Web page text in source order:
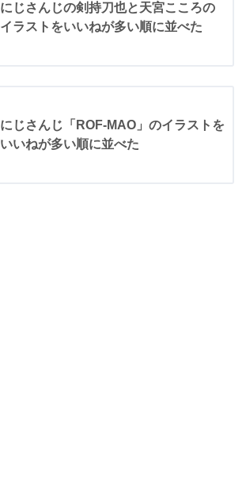
にじさんじの剣持刀也と天宮こころの
イラストをいいねが多い順に並べた
にじさんじ「ROF-MAO」のイラストを
いいねが多い順に並べた